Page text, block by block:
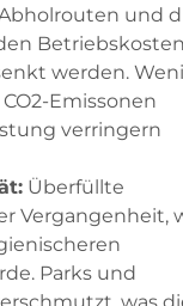
und
werden.
Emissonen
verringern
Überfüllte
Vergangenheit,
Parks und